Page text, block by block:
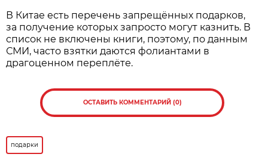
В Китае есть перечень запрещённых подарков,
за получение которых запросто могут казнить. В
список не включены книги, поэтому, по данным
СМИ, часто взятки даются фолиантами в
драгоценном переплёте.
ОСТАВИТЬ КОММЕНТАРИЙ (0)
подарки